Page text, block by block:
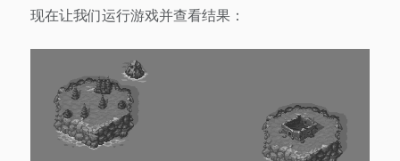
现在让我们运行游戏并查看结果：